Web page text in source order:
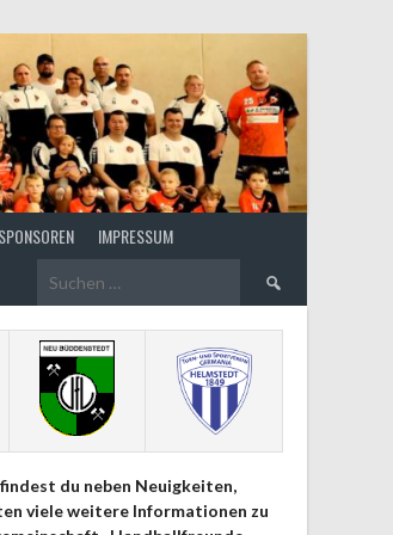
SPONSOREN IMPRESSUM
Suchen
du neben Neuigkeiten,
viele weitere Informationen zu